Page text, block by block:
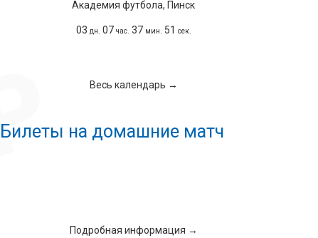
Академия футбола, Пинск
03 дн. 07 час. 37 мин. 50 сек.
Весь календарь →
Билеты на домашние матч
Подробная информация →